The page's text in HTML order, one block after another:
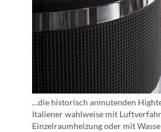
…die historisch anmutenden
Italiener wahlweise mit
Einzelraumheizung oder mit